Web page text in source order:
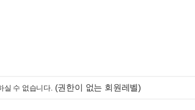
실 수 없습니다. (권한이 없는 회원레벨)